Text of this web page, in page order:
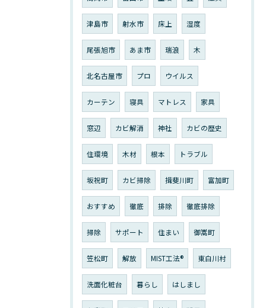
津島市 射水市 床上 湿度
尾張旭市 あま市 瑞浪 木
北名古屋市 プロ ウイルス
カーテン 寝具 マトレス 家具
窓辺 カビ解消 神社 カビの歴史
住環境 木材 根本 トラブル
坂祝町 カビ掃除 揖斐川町 富加町
おすすめ 徹底 排除 徹底排除
掃除 サポート 住まい 御嵩町
笠松町 解放 MIST工法®︎ 東白川村
洗面化粧台 暮らし はしまし